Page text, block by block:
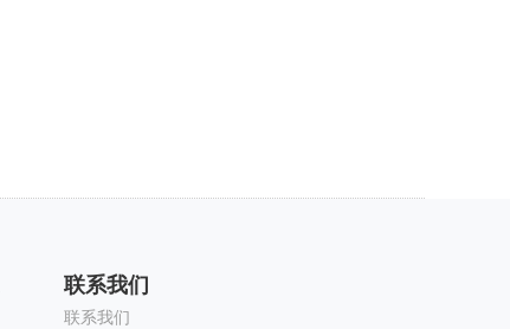
联系我们
联系我们